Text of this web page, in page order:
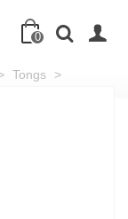
0
Tongs
>